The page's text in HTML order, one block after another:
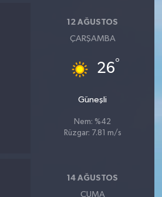
12 AĞUSTOS
ÇARŞAMBA
26°
Güneşli
Nem: %42
Rüzgar: 7.81 m/s
14 AĞUSTOS
CUMA